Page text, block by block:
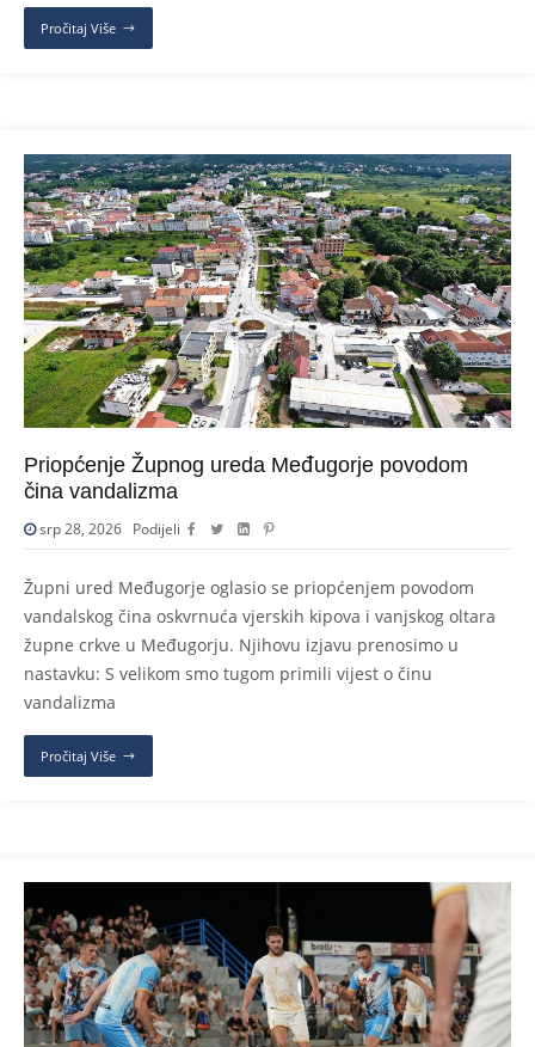
Pročitaj Više
Priopćenje Župnog ureda Međugorje povodom
čina vandalizma
srp 28, 2026 Podijeli
Župni ured Međugorje oglasio se priopćenjem povodom
vandalskog čina oskvrnuća vjerskih kipova i vanjskog oltara
župne crkve u Međugorju. Njihovu izjavu prenosimo u
nastavku: S velikom smo tugom primili vijest o činu
vandalizma
Pročitaj Više